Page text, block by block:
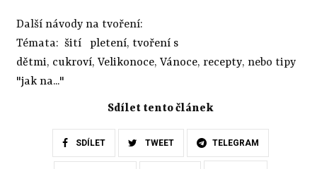
Další návody na tvoření:
Témata:šití pletení, tvoření s
dětmi, cukroví,Velikonoce,Vánoce,recepty, nebo tipy
"jak na..."
Sdílet tento článek
SDÍLET TWEET TELEGRAM